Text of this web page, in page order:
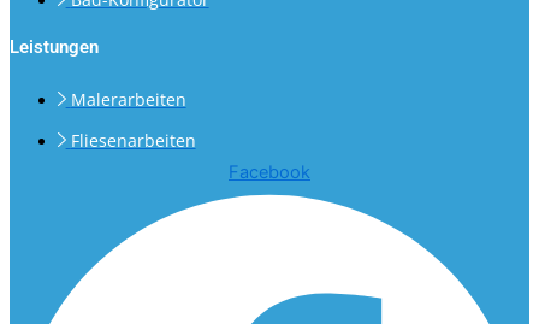
Leistungen
Malerarbeiten
Fliesenarbeiten
Facebook